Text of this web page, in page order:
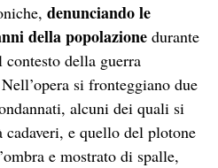
denunciando le
della popolazionedurante
contesto della guerra
si fronteggiano due
alcuni dei quali si
cadaveri, e quello del plotone
e mostrato di spalle,